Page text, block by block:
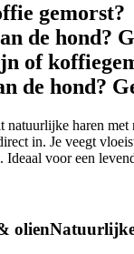
gemorst?
de hond?
of koffie
de hond?
natuurlijke haren
in. Je veegt
Ideaal voor een
olien